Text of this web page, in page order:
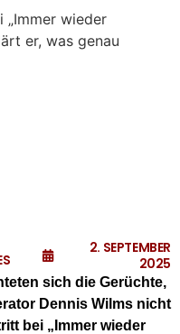
2. SEPTEMBER
2025
sich die Gerüchte,
Dennis Wilms nicht
bei „Immer wieder